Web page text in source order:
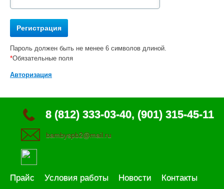
Пароль должен быть не менее 6 символов длиной.
*Обязательные поля
Авторизация
8 (812) 333-03-40, (901) 315-45-11
bambyspb2@mail.ru
Прайс Условия работы Новости Контакты